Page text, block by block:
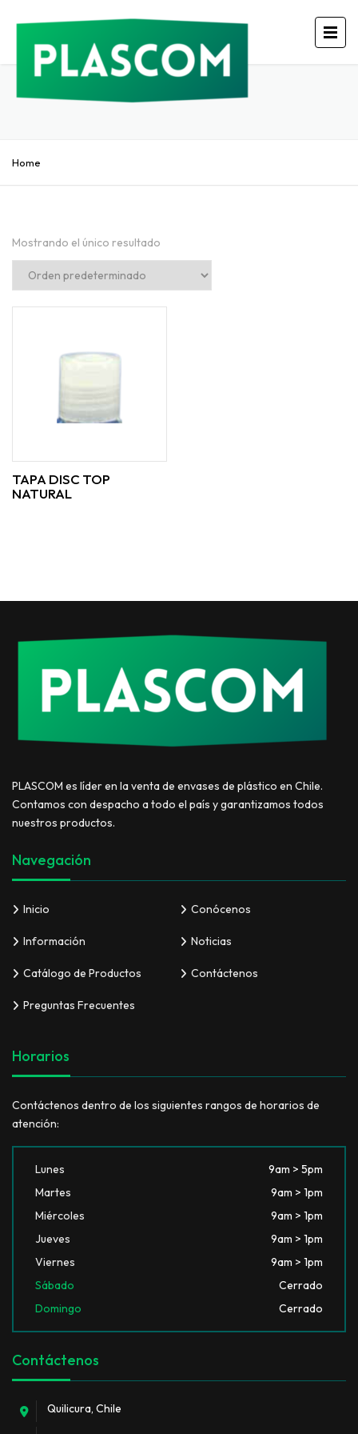
Home
Mostrando el único resultado
TAPA DISC TOP
NATURAL
PLASCOM es líder en la venta de envases de plástico en Chile.
Contamos con despacho a todo el país y garantizamos todos
nuestros productos.
Navegación
Inicio Conócenos
Información Noticias
Catálogo de Productos Contáctenos
Preguntas Frecuentes
Horarios
Contáctenos dentro de los siguientes rangos de horarios de
atención:
Lunes
9am > 5pm
Martes
9am > 1pm
Miércoles
9am > 1pm
Jueves
9am > 1pm
Viernes
9am > 1pm
Sábado
Cerrado
Domingo
Cerrado
Contáctenos
Quilicura, Chile